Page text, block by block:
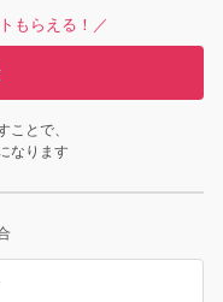
もらえる！／
ことで、
なります